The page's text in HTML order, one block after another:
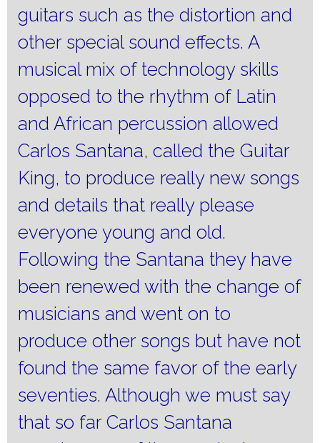
guitars such as the distortion and
other special sound effects. A
musical mix of technology skills
opposed to the rhythm of Latin
and African percussion allowed
Carlos Santana, called the Guitar
King, to produce really new songs
and details that really please
everyone young and old.
Following the Santana they have
been renewed with the change of
musicians and went on to
produce other songs but have not
found the same favor of the early
seventies. Although we must say
that so far Carlos Santana